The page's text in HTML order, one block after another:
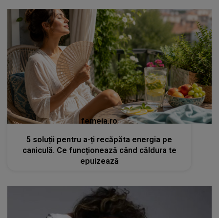
femeia.ro
5 soluții pentru a-ți recăpăta energia pe
caniculă. Ce funcționează când căldura te
epuizează